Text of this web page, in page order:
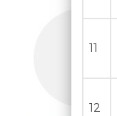
11
12